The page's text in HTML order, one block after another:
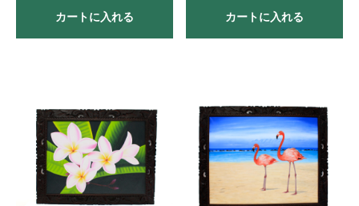
カートに入れる カートに入れる